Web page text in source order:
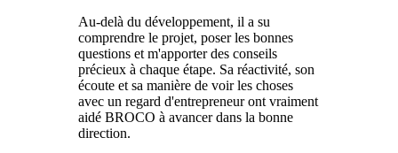
Au-delà du développement, il a su
comprendre le projet, poser les bonnes
questions et m'apporter des conseils
précieux à chaque étape. Sa réactivité, son
écoute et sa manière de voir les choses
avec un regard d'entrepreneur ont vraiment
aidé BROCO à avancer dans la bonne
direction.